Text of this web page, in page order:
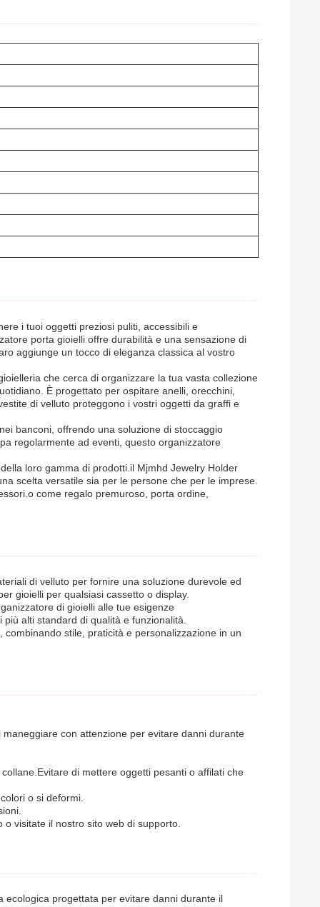
i tuoi oggetti preziosi puliti, accessibili e
porta gioielli offre durabilità e una sensazione di
aggiunge un tocco di eleganza classica al vostro
che cerca di organizzare la tua vasta collezione
È progettato per ospitare anelli, orecchini,
di velluto proteggono i vostri oggetti da graffi e
banconi, offrendo una soluzione di stoccaggio
regolarmente ad eventi, questo organizzatore
loro gamma di prodotti.il Mjmhd Jewelry Holder
scelta versatile sia per le persone che per le imprese.
come regalo premuroso, porta ordine,
di velluto per fornire una soluzione durevole ed
gioielli per qualsiasi cassetto o display.
di gioielli alle tue esigenze
alti standard di qualità e funzionalità.
stile, praticità e personalizzazione in un
con attenzione per evitare danni durante
di mettere oggetti pesanti o affilati che
o si deformi.
visitate il nostro sito web di supporto.
ecologica progettata per evitare danni durante il